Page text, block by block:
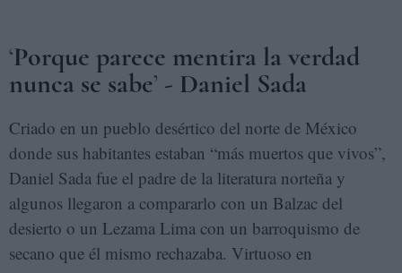
‘Porque parece mentira la verdad
nunca se sabe’ - Daniel Sada
Criado en un pueblo desértico del norte de México
donde sus habitantes estaban “más muertos que vivos”,
Daniel Sada fue el padre de la literatura norteña y
algunos llegaron a compararlo con un Balzac del
desierto o un Lezama Lima con un barroquismo de
secano que él mismo rechazaba. Virtuoso en